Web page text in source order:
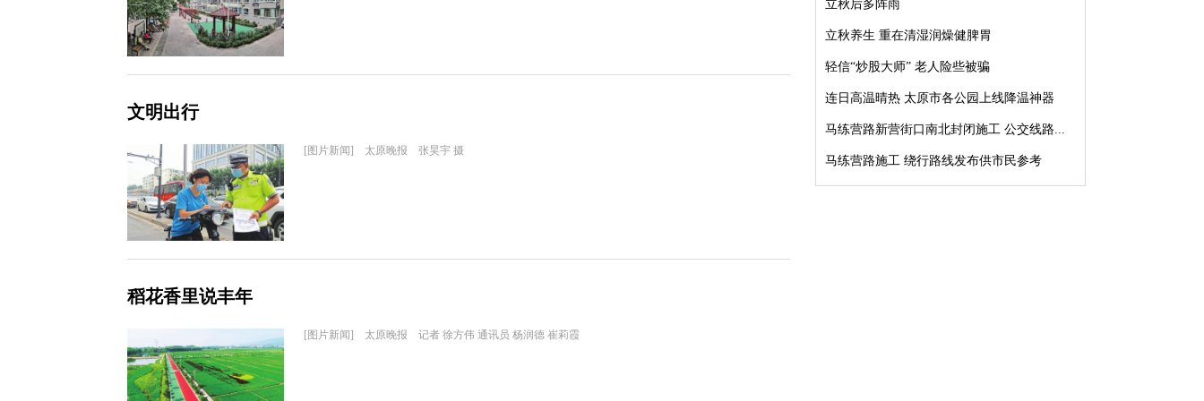
文明出行
[图片新闻] 太原晚报 张昊宇 摄
稻花香里说丰年
[图片新闻] 太原晚报 记者 徐方伟 通讯员 杨润德 崔莉霞
立秋后多阵雨
立秋养生 重在清湿润燥健脾胃
轻信“炒股大师” 老人险些被骗
连日高温晴热 太原市各公园上线降温神器
马练营路新营街口南北封闭施工 公交线路...
马练营路施工 绕行路线发布供市民参考